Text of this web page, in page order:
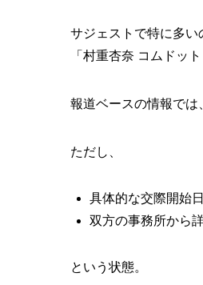
サジェストで特に多い
「村重杏奈 コムドッ
報道ベースの情報では
ただし、
具体的な交際開始
双方の事務所から
という状態。